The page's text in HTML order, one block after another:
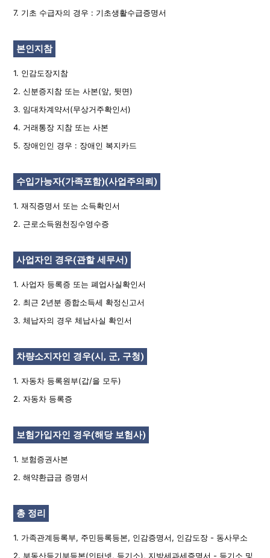
7. 기초 수급자의 경우 : 기초생활수급증명서
본인지참
1. 인감도장지참
2. 신분증지참 또는 사본(앞, 뒷면)
3. 임대차계약서(무상거주확인서)
4. 거래통장 지참 또는 사본
5. 장애인인 경우 : 장애인 복지카드
수입가능자(가족포함)(사업주의뢰)
1. 재직증명서 또는 소득확인서
2. 근로소득원천징수영수증
사업자인 경우(관할 세무서)
1. 사업자 등록증 또는 폐업사실확인서
2. 최근 2년분 종합소득세 확정신고서
3. 체납자의 경우 체납사실 확인서
차량소지자인 경우(시, 군, 구청)
1. 자동차 등록원부(갑/을 모두)
2. 자동차 등록증
보험가입자인 경우(해당 보험사)
1. 보험증권사본
2. 해약환급금 증명서
총 정리
1. 가족관계등록부, 주민등록등본, 인감증명서, 인감도장 - 동사무소
2. 부동산등기부등본(인터넷, 등기소), 지방세과세증명서 - 등기소 및